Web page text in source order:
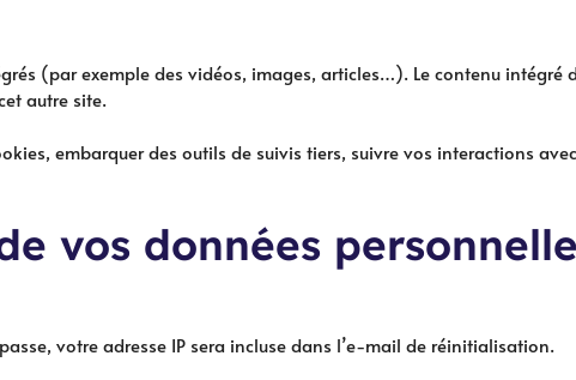
(par exemple des vidéos, images, articles…). Le contenu intégré
autre site.
embarquer des outils de suivis tiers, suivre vos interactions
vos données
votre adresse IP sera incluse dans l’e-mail de réinitialisation.